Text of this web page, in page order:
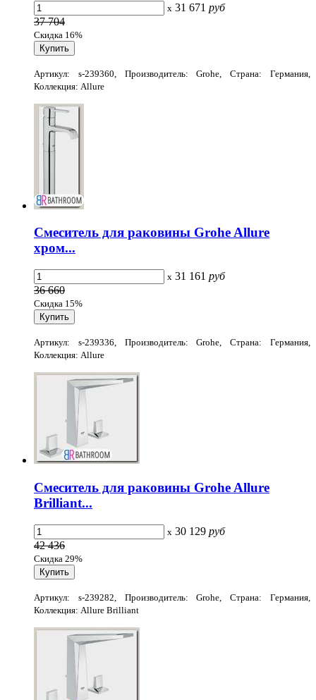
x 31 671 руб
37 704
Скидка 16%
Артикул: s-239360, Производитель: Grohe, Страна: Германия,
Коллекция: Allure
Смеситель для раковины Grohe Allure
хром...
x 31 161 руб
36 660
Скидка 15%
Артикул: s-239336, Производитель: Grohe, Страна: Германия,
Коллекция: Allure
Смеситель для раковины Grohe Allure
Brilliant...
x 30 129 руб
42 436
Скидка 29%
Артикул: s-239282, Производитель: Grohe, Страна: Германия,
Коллекция: Allure Brilliant